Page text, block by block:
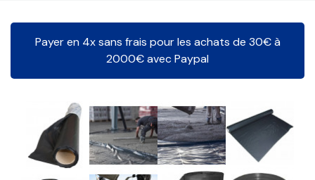
Payer en 4x sans frais pour les achats de 30€ à
2000€ avec Paypal